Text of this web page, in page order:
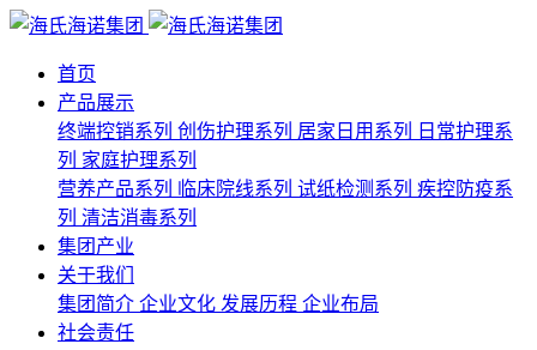
首页
产品展示
终端控销系列 创伤护理系列 居家日用系列
日常护理系
列 家庭护理系列
营养产品系列
临床院线系列 试纸检测系列 疾控防疫系
列 清洁消毒系列
集团产业
关于我们
集团简介 企业文化 发展历程 企业布局
社会责任